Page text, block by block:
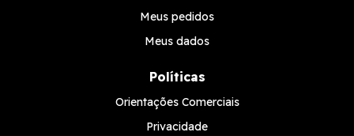
Meus pedidos
Meus dados
Políticas
Orientações Comerciais
Privacidade